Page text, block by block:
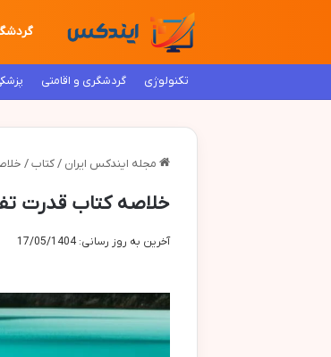
تکنولوژی گردشگری و اقامتی
مجله ایندکس ایران / کتاب /
خلاصه کتاب قدرت
آخرین به روز رسانی: 17/05/1404